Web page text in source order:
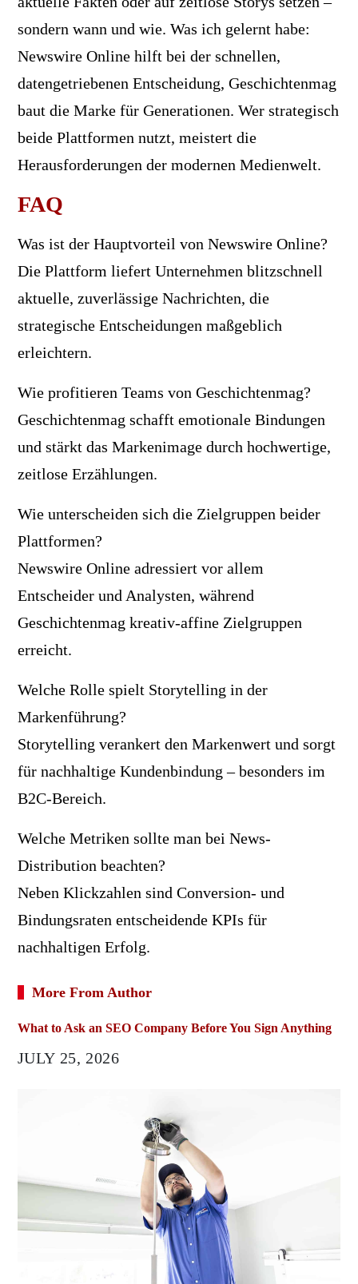
sondern wann und wie. Was ich gelernt habe:
Newswire Online hilft bei der schnellen,
datengetriebenen Entscheidung, Geschichtenmag
baut die Marke für Generationen. Wer strategisch
beide Plattformen nutzt, meistert die
Herausforderungen der modernen Medienwelt.
FAQ
Was ist der Hauptvorteil von Newswire Online?
Die Plattform liefert Unternehmen blitzschnell
aktuelle, zuverlässige Nachrichten, die
strategische Entscheidungen maßgeblich
erleichtern.
Wie profitieren Teams von Geschichtenmag?
Geschichtenmag schafft emotionale Bindungen
und stärkt das Markenimage durch hochwertige,
zeitlose Erzählungen.
Wie unterscheiden sich die Zielgruppen beider
Plattformen?
Newswire Online adressiert vor allem
Entscheider und Analysten, während
Geschichtenmag kreativ-affine Zielgruppen
erreicht.
Welche Rolle spielt Storytelling in der
Markenführung?
Storytelling verankert den Markenwert und sorgt
für nachhaltige Kundenbindung – besonders im
B2C-Bereich.
Welche Metriken sollte man bei News-
Distribution beachten?
Neben Klickzahlen sind Conversion- und
Bindungsraten entscheidende KPIs für
nachhaltigen Erfolg.
More From Author
What to Ask an SEO Company Before You Sign Anything
JULY 25, 2026